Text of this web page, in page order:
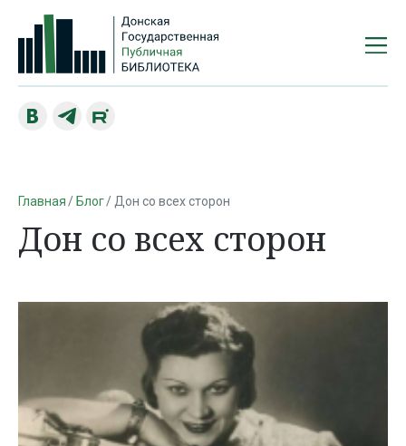
Главная Блог Дон со всех сторон
Дон со всех сторон